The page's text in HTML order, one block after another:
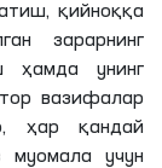
қийноққа
зарарнинг
ҳамда унинг
вазифалар
ҳар қандай
муомала учун